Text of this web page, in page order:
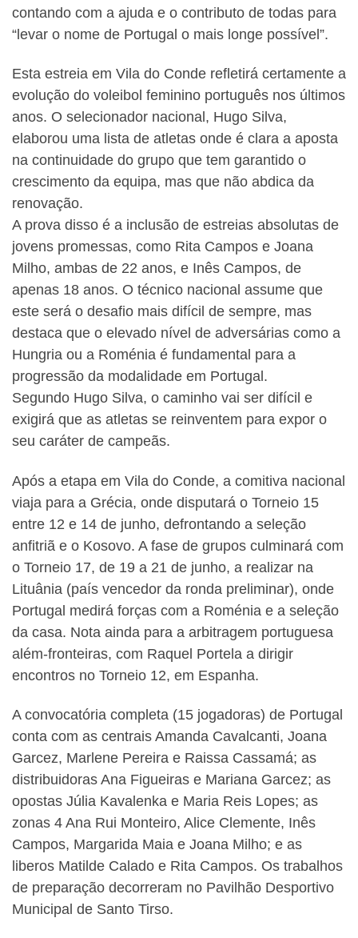
contando com a ajuda e o contributo de todas para
“levar o nome de Portugal o mais longe possível”.
Esta estreia em Vila do Conde refletirá certamente a
evolução do voleibol feminino português nos últimos
anos. O selecionador nacional, Hugo Silva,
elaborou uma lista de atletas onde é clara a aposta
na continuidade do grupo que tem garantido o
crescimento da equipa, mas que não abdica da
renovação.
A prova disso é a inclusão de estreias absolutas de
jovens promessas, como Rita Campos e Joana
Milho, ambas de 22 anos, e Inês Campos, de
apenas 18 anos. O técnico nacional assume que
este será o desafio mais difícil de sempre, mas
destaca que o elevado nível de adversárias como a
Hungria ou a Roménia é fundamental para a
progressão da modalidade em Portugal.
Segundo Hugo Silva, o caminho vai ser difícil e
exigirá que as atletas se reinventem para expor o
seu caráter de campeãs.
Após a etapa em Vila do Conde, a comitiva nacional
viaja para a Grécia, onde disputará o Torneio 15
entre 12 e 14 de junho, defrontando a seleção
anfitriã e o Kosovo. A fase de grupos culminará com
o Torneio 17, de 19 a 21 de junho, a realizar na
Lituânia (país vencedor da ronda preliminar), onde
Portugal medirá forças com a Roménia e a seleção
da casa. Nota ainda para a arbitragem portuguesa
além-fronteiras, com Raquel Portela a dirigir
encontros no Torneio 12, em Espanha.
A convocatória completa (15 jogadoras) de Portugal
conta com as centrais Amanda Cavalcanti, Joana
Garcez, Marlene Pereira e Raissa Cassamá; as
distribuidoras Ana Figueiras e Mariana Garcez; as
opostas Júlia Kavalenka e Maria Reis Lopes; as
zonas 4 Ana Rui Monteiro, Alice Clemente, Inês
Campos, Margarida Maia e Joana Milho; e as
liberos Matilde Calado e Rita Campos. Os trabalhos
de preparação decorreram no Pavilhão Desportivo
Municipal de Santo Tirso.